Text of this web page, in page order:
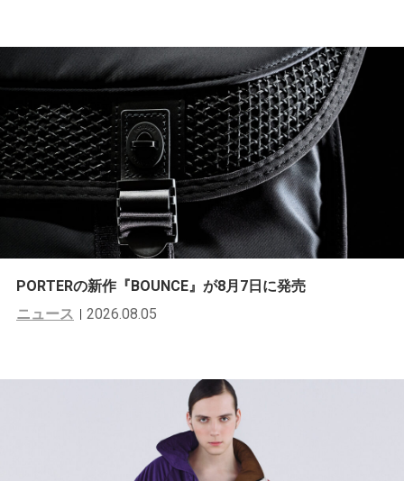
PORTERの新作『BOUNCE』が8月7日に発売
ニュース
2026.08.05